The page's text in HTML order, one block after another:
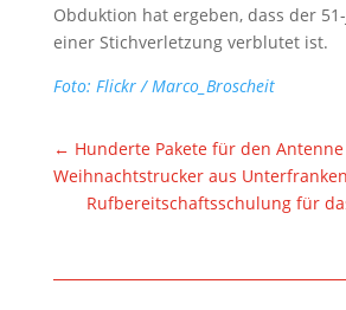
Obduktion hat ergeben, dass der
einer Stichverletzung verblutet ist.
Foto: Flickr / Marco_Broscheit
← Hunderte Pakete für den
Weihnachtstrucker aus Unterfranken
Rufbereitschaftsschulung für